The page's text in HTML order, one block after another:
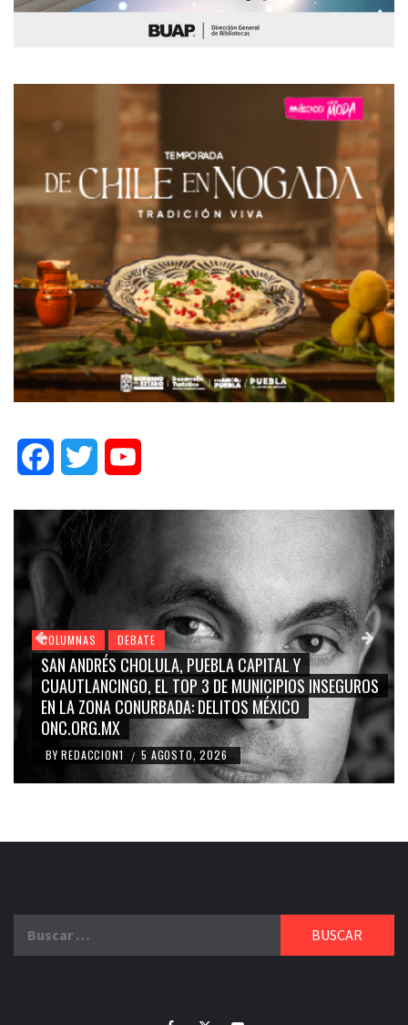
FacebookTwitter
COLUMNAS DEBATE
GRACE PALOMARES, NAY SALVATORI, SERGIO MAYER,
CARMEN SALINAS “LA CORCHOLATA”, CUAUHTÉMOC
BLANCO, SILVIA PINAL: LA TRIVIALIZACIÓN Y
RIDICULIZACIÓN DE LA REPRESENTACIÓN CIUDADANA
BY REDACCION1 / 4 AGOSTO, 2026